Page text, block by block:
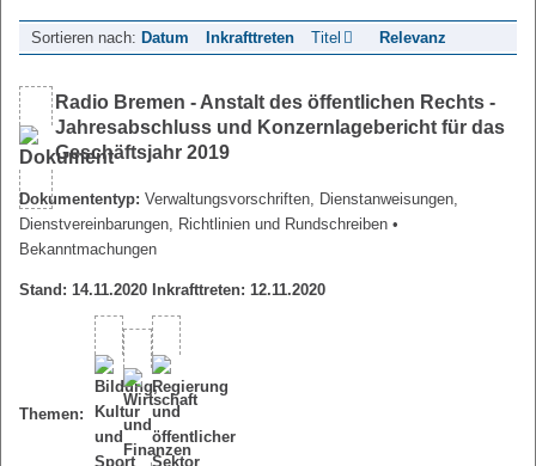
Sortieren nach: Datum Inkrafttreten Titel Relevanz
Radio Bremen - Anstalt des öffentlichen Rechts -
Jahresabschluss und Konzernlagebericht für das
Geschäftsjahr 2019
Dokumententyp: Verwaltungsvorschriften, Dienstanweisungen,
Dienstvereinbarungen, Richtlinien und Rundschreiben •
Bekanntmachungen
Stand: 14.11.2020 Inkrafttreten: 12.11.2020
Themen: